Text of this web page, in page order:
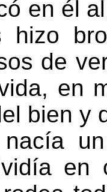
en él
hizo
de
en
bien y
un
en